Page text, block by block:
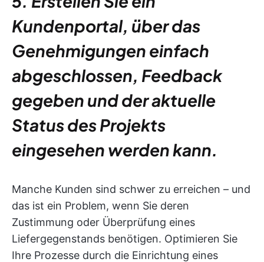
Kundenportal, über das
Genehmigungen einfach
abgeschlossen, Feedback
gegeben und der aktuelle
Status des Projekts
eingesehen werden kann.
Manche Kunden sind schwer zu erreichen – und
das ist ein Problem, wenn Sie deren
Zustimmung oder Überprüfung eines
Liefergegenstands benötigen. Optimieren Sie
Ihre Prozesse durch die Einrichtung eines